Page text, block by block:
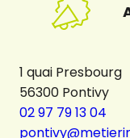
1 quai Presbourg
56300 Pontivy
02 97 79 13 04